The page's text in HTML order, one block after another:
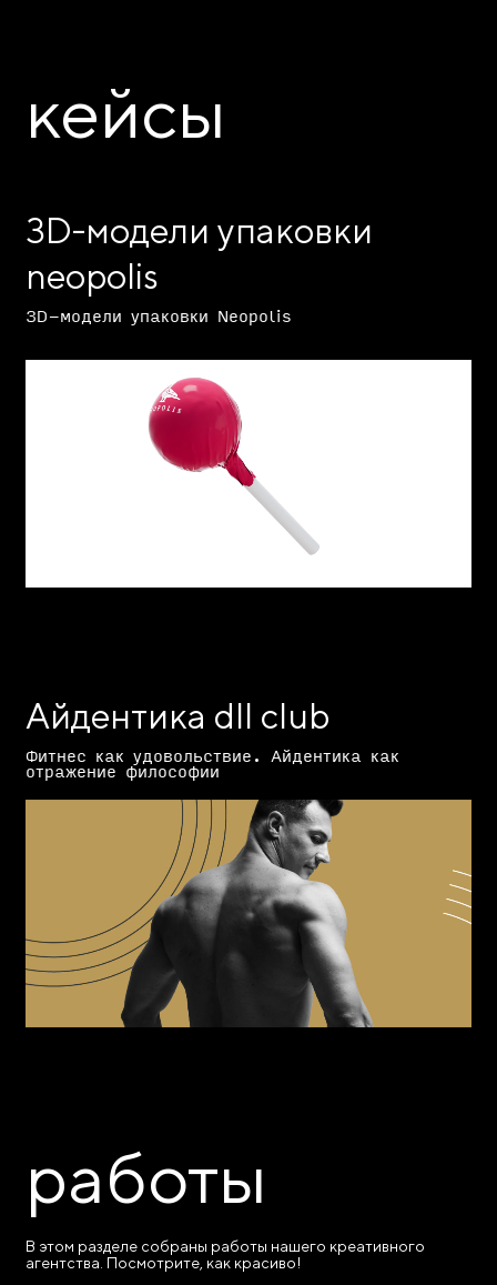
кейсы
3D-модели упаковки
neopolis
3D-модели упаковки Neopolis
Айдентика dll club
Фитнес как удовольствие. Айдентика как
отражение философии
работы
В этом разделе собраны работы нашего креативного
агентства. Посмотрите, как красиво!